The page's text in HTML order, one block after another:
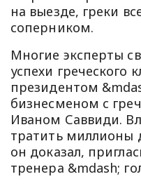
на выезде, греки
соперником.
Многие эксперты
успехи греческого
президентом
бизнесменом с
Иваном Саввиди.
тратить миллионы
он доказал,
тренера &mdash;